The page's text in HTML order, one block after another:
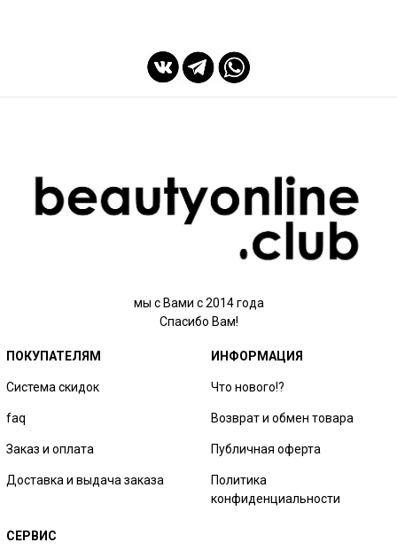
мы с Вами с 2014 года
Спасибо Вам!
ПОКУПАТЕЛЯМ
Система скидок
faq
Заказ и оплата
Доставка и выдача заказа
ИНФОРМАЦИЯ
Что нового!?
Возврат и обмен товара
Публичная оферта
Политика
конфиденциальности
СЕРВИС